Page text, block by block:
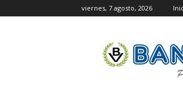
viernes, 7 agosto, 2026
Bandera